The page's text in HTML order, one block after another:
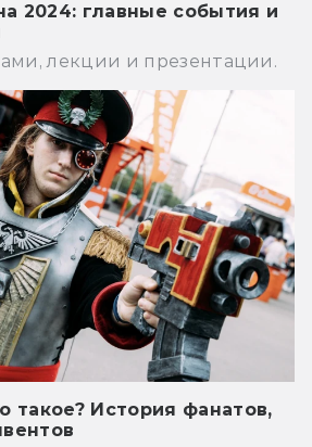
2024: главные события и
лекции и презентации.
такое? История фанатов,